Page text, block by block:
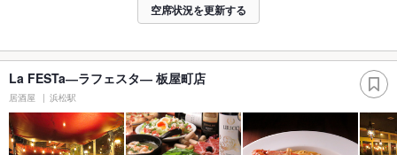
空席状況を更新する
La FESTa―ラフェスタ― 板屋町店
居酒屋 浜松駅